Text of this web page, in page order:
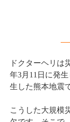
ドクターヘリは
年3月11日に発
生した熊本地震
こうした大規模